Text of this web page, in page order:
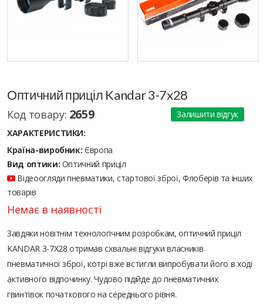
Оптичний приціл Kandar 3-7x28
Код товару: 2659
Залишити відгук
ХАРАКТЕРИСТИКИ:
Країна-виробник: Європа
Вид оптики: Оптичний приціл
Відеоогляди пневматики, стартової зброї, Флоберів та інших
товарів
Немає в наявності
Завдяки новітнім технологічним розробкам, оптичний приціл
KANDAR 3-7X28 отримав схвальні відгуки власників
пневматичної зброї, котрі вже встигли випробувати його в ході
активного відпочинку. Чудово підійде до пневматичних
гвинтівок початкового на середнього рівня.